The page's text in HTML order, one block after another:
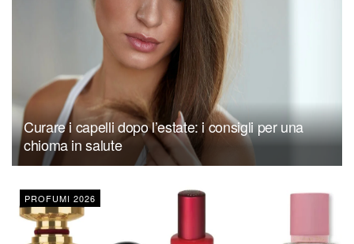
Curare i capelli dopo l’estate: i consigli per una
chioma in salute
PROFUMI 2026